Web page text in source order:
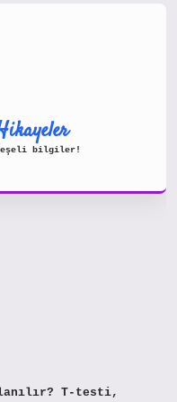
bilgiler!
T-testi,